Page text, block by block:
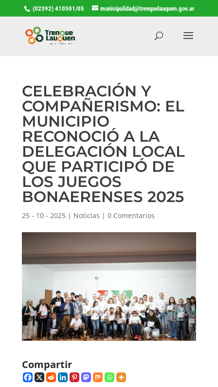
(02392) 410501/05 municipalidad@trenquelauquen.gov.ar
CELEBRACIÓN Y
COMPAÑERISMO: EL
MUNICIPIO
RECONOCIÓ A LA
DELEGACIÓN LOCAL
QUE PARTICIPÓ DE
LOS JUEGOS
BONAERENSES 2025
25 - 10 - 2025| Noticias | 0 Comentarios
Compartir